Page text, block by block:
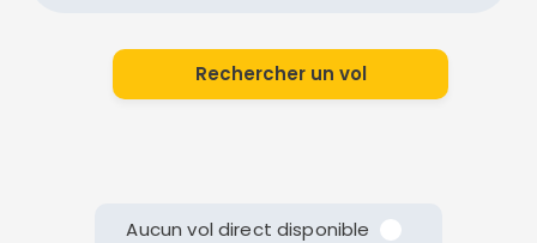
Rechercher un vol
Aucun vol direct disponible